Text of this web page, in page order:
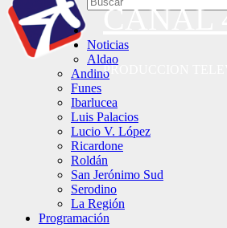
CANAL
PRODUCCION
Noticias
Aldao
Andino
Funes
Ibarlucea
Luis Palacios
Lucio V. López
Ricardone
Roldán
San Jerónimo Sud
Serodino
La Región
Programación